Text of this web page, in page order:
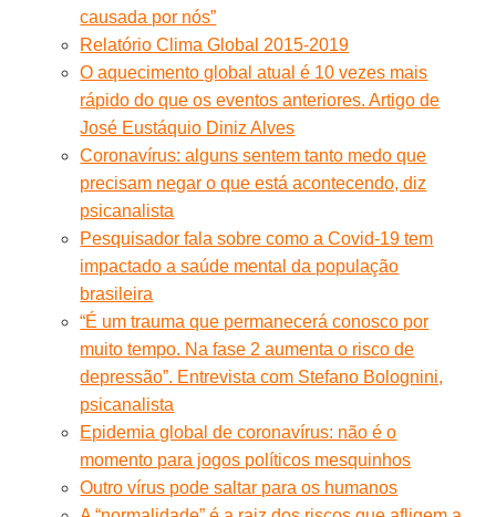
causada por nós”
Relatório Clima Global 2015-2019
O aquecimento global atual é 10 vezes mais
rápido do que os eventos anteriores. Artigo de
José Eustáquio Diniz Alves
Coronavírus: alguns sentem tanto medo que
precisam negar o que está acontecendo, diz
psicanalista
Pesquisador fala sobre como a Covid-19 tem
impactado a saúde mental da população
brasileira
“É um trauma que permanecerá conosco por
muito tempo. Na fase 2 aumenta o risco de
depressão”. Entrevista com Stefano Bolognini,
psicanalista
Epidemia global de coronavírus: não é o
momento para jogos políticos mesquinhos
Outro vírus pode saltar para os humanos